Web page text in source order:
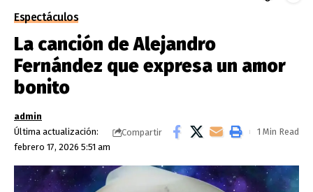
Espectáculos
La canción de Alejandro
Fernández que expresa un amor
bonito
Última actualización:
febrero 17, 2026 5:51 am
admin
Compartir
1 Min Read